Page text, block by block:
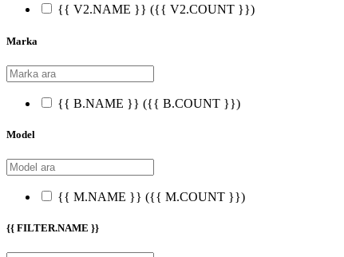
{{ V2.NAME }} ({{ V2.COUNT }})
Marka
{{ B.NAME }} ({{ B.COUNT }})
Model
{{ M.NAME }} ({{ M.COUNT }})
{{ FILTER.NAME }}